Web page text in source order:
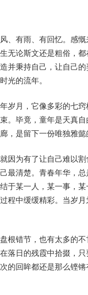
、有雨、有回忆。感
无论斯文还是粗俗，
并秉持自己，让自己
光的流年。
岁月，它像多彩的七
。毕竟，童年是天真
，是留下一份唯独雅懿
因为有了让自己难以
最清楚。青春年华，
于某一人，某一事，
程中缓缓精彩。当岁
根错节，也有太多的
落日的残霞中拾掇，
的回眸都还是那么铿